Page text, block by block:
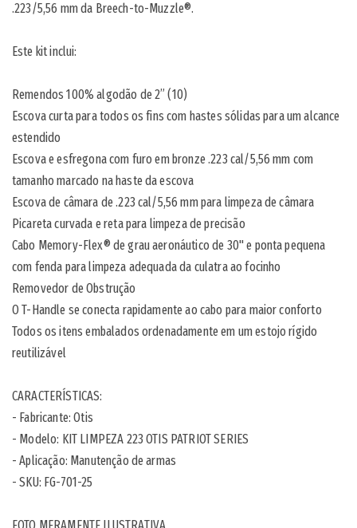
.223/5,56 mm da Breech-to-Muzzle®.
Este kit inclui:
Remendos 100% algodão de 2” (10)
Escova curta para todos os fins com hastes sólidas para um alcance
estendido
Escova e esfregona com furo em bronze .223 cal/5,56 mm com
tamanho marcado na haste da escova
Escova de câmara de .223 cal/5,56 mm para limpeza de câmara
Picareta curvada e reta para limpeza de precisão
Cabo Memory-Flex® de grau aeronáutico de 30" e ponta pequena
com fenda para limpeza adequada da culatra ao focinho
Removedor de Obstrução
O T-Handle se conecta rapidamente ao cabo para maior conforto
Todos os itens embalados ordenadamente em um estojo rígido
reutilizável
CARACTERÍSTICAS:
- Fabricante: Otis
- Modelo: KIT LIMPEZA 223 OTIS PATRIOT SERIES
- Aplicação: Manutenção de armas
- SKU: FG-701-25